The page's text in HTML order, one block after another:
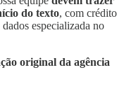
do texto, com crédito
especializada no
original da agência